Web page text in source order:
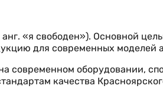
«я свободен»). Основной
для современных моделей
оборудовании,
качества